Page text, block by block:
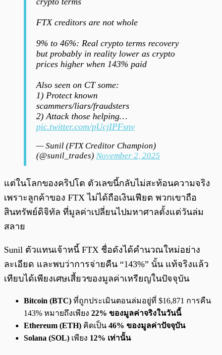
FTX creditors are not whole
9% to 46%: Real crypto terms recovery
but probably in reality lower as crypto
prices higher when 143% paid
Also seen on CT some:
1) Protect known
scammers/liars/fraudsters
2) Attack those helping…
pic.twitter.com/pUcjIPFsnv
— Sunil (FTX Creditor Champion)
(@sunil_trades) November 2, 2025
แต่ในโลกของคริปโต ตัวเลขนี้กลับไม่สะท้อนความจริง
เพราะลูกค้าของ FTX ไม่ได้ถือเงินเฟียต พวกเขาถือ
สินทรัพย์ดิจิทัล ที่มูลค่าเปลี่ยนไปมหาศาลตั้งแต่วันล่ม
สลาย
Sunil ตัวแทนเจ้าหนี้ FTX ชื่อดังได้คำนวณใหม่อย่าง
ละเอียด และพบว่าการจ่ายคืน “143%” นั้น แท้จริงแล้ว
เทียบได้เพียงเศษเสี้ยวของมูลค่าเหรียญในปัจจุบัน
Bitcoin (BTC) ที่ถูกประเมินตอนล่มอยู่ที่ $16,871 การคืน
143% หมายถึงเพียง 22% ของมูลค่าจริงในวันนี้
Ethereum (ETH) คิดเป็น 46% ของมูลค่าปัจจุบัน
Solana (SOL) เพียง 12% เท่านั้น